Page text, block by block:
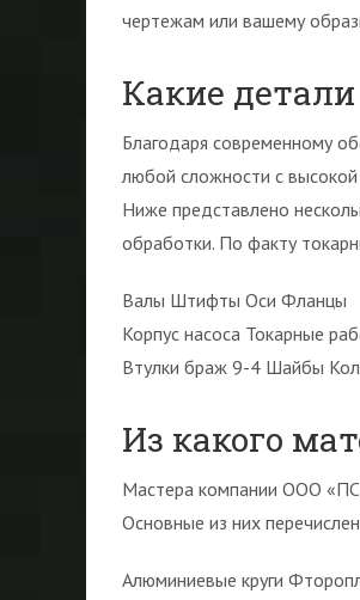
чертежам или вашему
Какие
Благодаря современному
любой сложности с высокой
Ниже представлено
обработки. По факту
Валы Штифты Оси Фланцы
Корпус насоса Токарные
Втулки браж 9-4 Шайбы
Из какого
Мастера компании ООО
Основные из них
Алюминиевые круги